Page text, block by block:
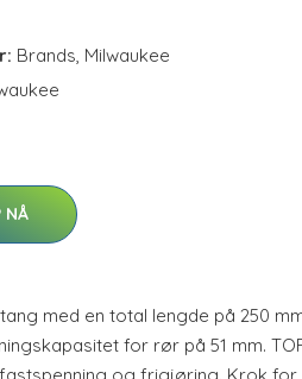
Brands, Milwaukee
NÅ
med en total lengde på 250
for rør på 51 mm.